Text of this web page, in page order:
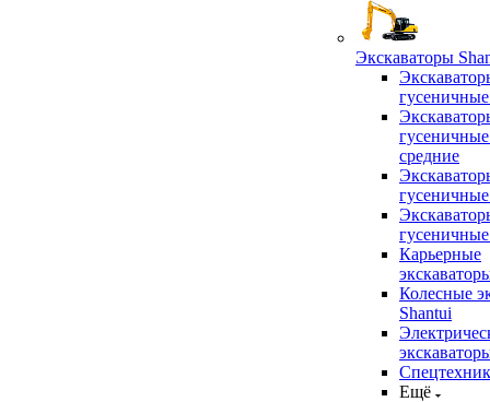
Экскаваторы
средние
Карьерные
Колесные
Shantui
Ещё